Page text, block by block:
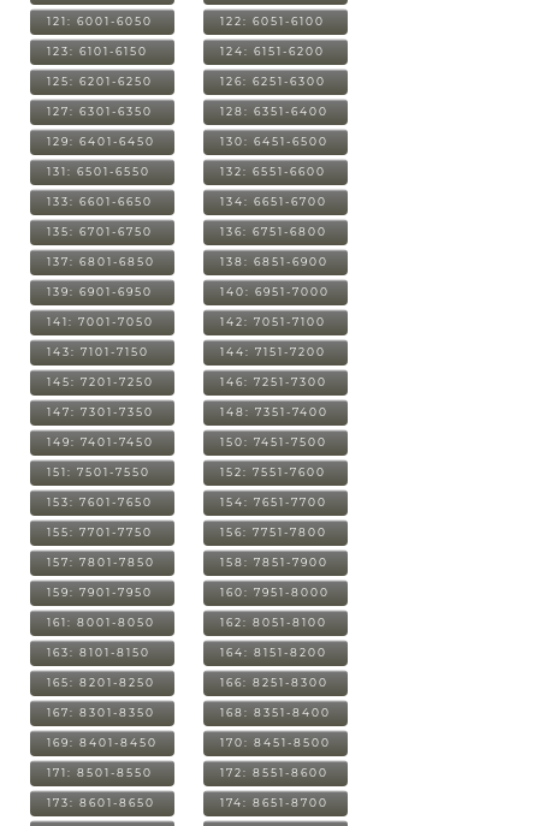
121: 6001-6050 122: 6051-6100
123: 6101-6150 124: 6151-6200
125: 6201-6250 126: 6251-6300
127: 6301-6350 128: 6351-6400
129: 6401-6450 130: 6451-6500
131: 6501-6550 132: 6551-6600
133: 6601-6650 134: 6651-6700
135: 6701-6750 136: 6751-6800
137: 6801-6850 138: 6851-6900
139: 6901-6950 140: 6951-7000
141: 7001-7050 142: 7051-7100
143: 7101-7150 144: 7151-7200
145: 7201-7250 146: 7251-7300
147: 7301-7350 148: 7351-7400
149: 7401-7450 150: 7451-7500
151: 7501-7550 152: 7551-7600
153: 7601-7650 154: 7651-7700
155: 7701-7750 156: 7751-7800
157: 7801-7850 158: 7851-7900
159: 7901-7950 160: 7951-8000
161: 8001-8050 162: 8051-8100
163: 8101-8150 164: 8151-8200
165: 8201-8250 166: 8251-8300
167: 8301-8350 168: 8351-8400
169: 8401-8450 170: 8451-8500
171: 8501-8550 172: 8551-8600
173: 8601-8650 174: 8651-8700